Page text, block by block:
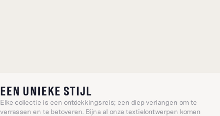
EEN UNIEKE STIJL
Elke collectie is een ontdekkingsreis; een diep verlangen om te
verrassen en te betoveren. Bijna al onze textielontwerpen komen